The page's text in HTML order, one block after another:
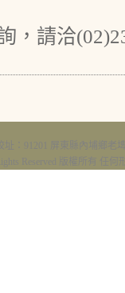
，請洽
：91201 屏東縣內埔鄉老